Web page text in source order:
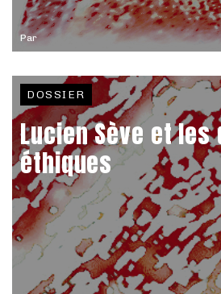
Par
DOSSIER
Lucien Sève et
éthiques